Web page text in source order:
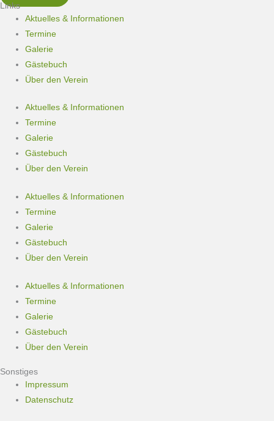
Links
Aktuelles & Informationen
Termine
Galerie
Gästebuch
Über den Verein
Aktuelles & Informationen
Termine
Galerie
Gästebuch
Über den Verein
Aktuelles & Informationen
Termine
Galerie
Gästebuch
Über den Verein
Aktuelles & Informationen
Termine
Galerie
Gästebuch
Über den Verein
Sonstiges
Impressum
Datenschutz